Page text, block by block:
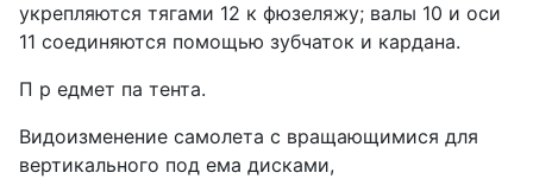
укрепляются тягами 12 к фюзеляжу; валы 10 и оси
11 соединяются помощью зубчаток и кардана.
П р едмет па тента.
Видоизменение самолета с вращающимися для
вертикального под ема дисками,